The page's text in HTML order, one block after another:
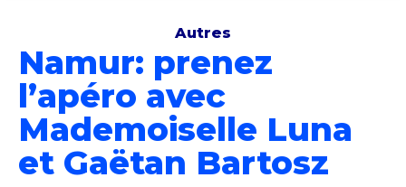
Autres
Namur: prenez
l’apéro avec
Mademoiselle Luna
et Gaëtan Bartosz